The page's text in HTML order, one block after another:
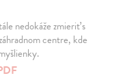
nedokáže zmieriť s
centre, kde